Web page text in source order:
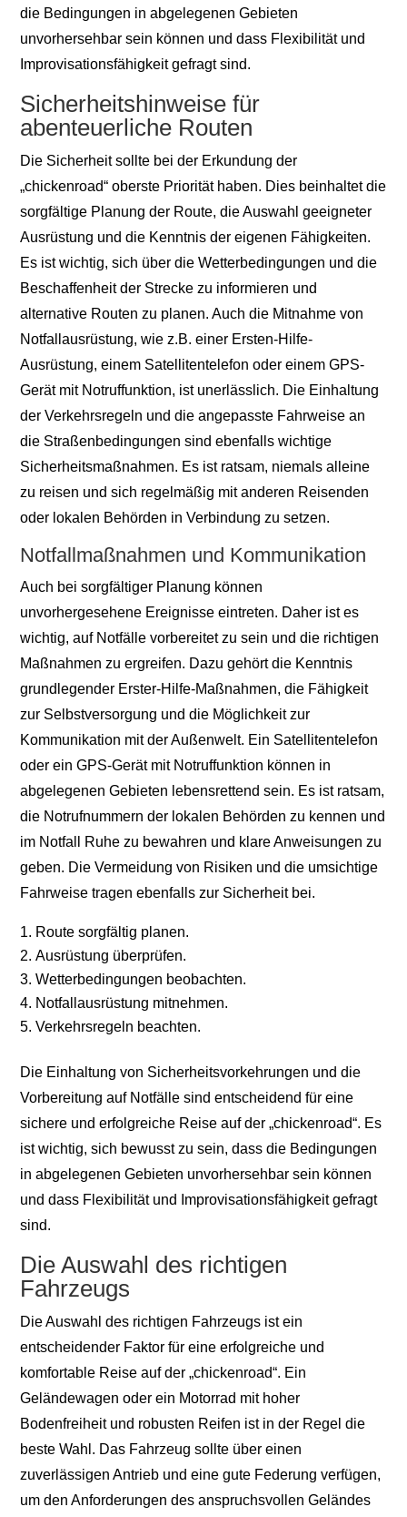
die Bedingungen in abgelegenen Gebieten
unvorhersehbar sein können und dass Flexibilität und
Improvisationsfähigkeit gefragt sind.
Sicherheitshinweise für
abenteuerliche Routen
Die Sicherheit sollte bei der Erkundung der
„chickenroad“ oberste Priorität haben. Dies beinhaltet die
sorgfältige Planung der Route, die Auswahl geeigneter
Ausrüstung und die Kenntnis der eigenen Fähigkeiten.
Es ist wichtig, sich über die Wetterbedingungen und die
Beschaffenheit der Strecke zu informieren und
alternative Routen zu planen. Auch die Mitnahme von
Notfallausrüstung, wie z.B. einer Ersten-Hilfe-
Ausrüstung, einem Satellitentelefon oder einem GPS-
Gerät mit Notruffunktion, ist unerlässlich. Die Einhaltung
der Verkehrsregeln und die angepasste Fahrweise an
die Straßenbedingungen sind ebenfalls wichtige
Sicherheitsmaßnahmen. Es ist ratsam, niemals alleine
zu reisen und sich regelmäßig mit anderen Reisenden
oder lokalen Behörden in Verbindung zu setzen.
Notfallmaßnahmen und Kommunikation
Auch bei sorgfältiger Planung können
unvorhergesehene Ereignisse eintreten. Daher ist es
wichtig, auf Notfälle vorbereitet zu sein und die richtigen
Maßnahmen zu ergreifen. Dazu gehört die Kenntnis
grundlegender Erster-Hilfe-Maßnahmen, die Fähigkeit
zur Selbstversorgung und die Möglichkeit zur
Kommunikation mit der Außenwelt. Ein Satellitentelefon
oder ein GPS-Gerät mit Notruffunktion können in
abgelegenen Gebieten lebensrettend sein. Es ist ratsam,
die Notrufnummern der lokalen Behörden zu kennen und
im Notfall Ruhe zu bewahren und klare Anweisungen zu
geben. Die Vermeidung von Risiken und die umsichtige
Fahrweise tragen ebenfalls zur Sicherheit bei.
Route sorgfältig planen.
Ausrüstung überprüfen.
Wetterbedingungen beobachten.
Notfallausrüstung mitnehmen.
Verkehrsregeln beachten.
Die Einhaltung von Sicherheitsvorkehrungen und die
Vorbereitung auf Notfälle sind entscheidend für eine
sichere und erfolgreiche Reise auf der „chickenroad“. Es
ist wichtig, sich bewusst zu sein, dass die Bedingungen
in abgelegenen Gebieten unvorhersehbar sein können
und dass Flexibilität und Improvisationsfähigkeit gefragt
sind.
Die Auswahl des richtigen
Fahrzeugs
Die Auswahl des richtigen Fahrzeugs ist ein
entscheidender Faktor für eine erfolgreiche und
komfortable Reise auf der „chickenroad“. Ein
Geländewagen oder ein Motorrad mit hoher
Bodenfreiheit und robusten Reifen ist in der Regel die
beste Wahl. Das Fahrzeug sollte über einen
zuverlässigen Antrieb und eine gute Federung verfügen,
um den Anforderungen des anspruchsvollen Geländes